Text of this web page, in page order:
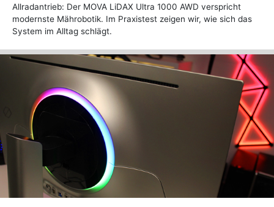
Allradantrieb: Der MOVA LiDAX Ultra 1000 AWD verspricht
modernste Mährobotik. Im Praxistest zeigen wir, wie sich das
System im Alltag schlägt.